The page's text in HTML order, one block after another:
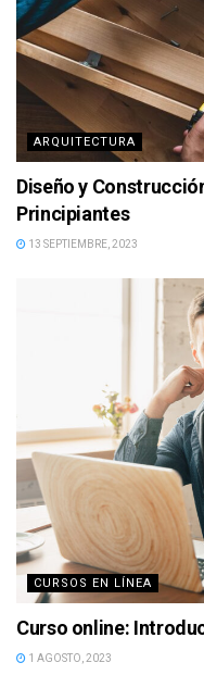
ARQUITECTURA
Diseño y
Principiantes
13 SEPTIEMBRE, 2023
CURSOS EN LÍNEA
Curso online:
1 AGOSTO, 2023